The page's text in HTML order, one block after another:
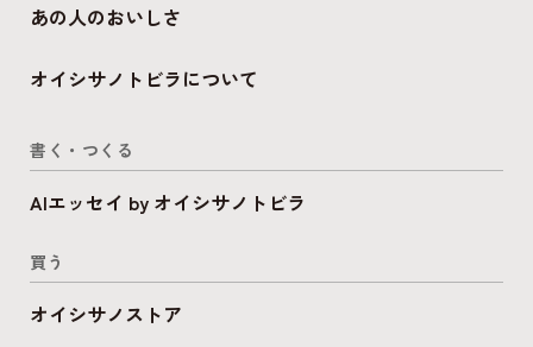
あの人のおいしさ
オイシサノトビラについて
書く・つくる
AIエッセイ by オイシサノトビラ
買う
オイシサノストア